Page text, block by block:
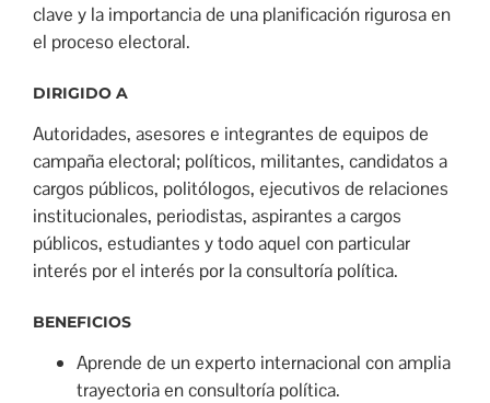
clave y la importancia de una planificación rigurosa en
el proceso electoral.
DIRIGIDO A
Autoridades, asesores e integrantes de equipos de
campaña electoral; políticos, militantes, candidatos a
cargos públicos, politólogos, ejecutivos de relaciones
institucionales, periodistas, aspirantes a cargos
públicos, estudiantes y todo aquel con particular
interés por el interés por la consultoría política.
BENEFICIOS
Aprende de un experto internacional con amplia
trayectoria en consultoría política.